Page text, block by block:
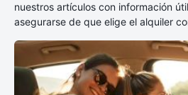
nuestros artículos con información
asegurarse de que elige el alquiler